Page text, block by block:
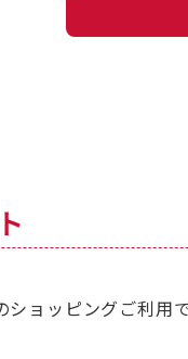
ショッピングご利用